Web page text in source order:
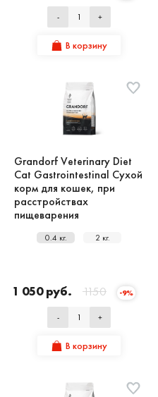
- +
В корзину
Grandorf Veterinary Diet
Cat Gastrointestinal Сухой
корм для кошек, при
расстройствах
пищеварения
0.4 кг. 2 кг.
1 050 руб. 1150 -9%
- +
В корзину